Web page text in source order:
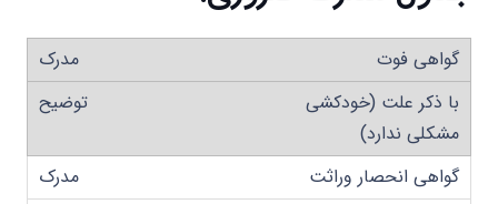
گواهی فوت
با ذکر علت (خودکشی
مشکلی ندارد)
گواهی انحصار وراثت